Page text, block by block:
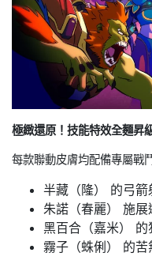
極緻還原！技能特效全麵昇
每款聯動皮膚均配備專屬戰
半藏（隆） 的弓箭
朱諾（春麗） 施
黑百合（嘉米）
霧子（蛛俐） 的